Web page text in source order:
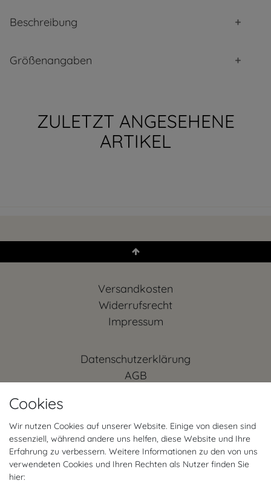
Beschreibung
Größenangaben
ZULETZT ANGESEHENE
ARTIKEL
Versandkosten
Widerrufs­recht
Impressum
Daten­schutz­erklärung
AGB
Vertrag widerrufen
Mein Konto (anmelden)
FAQ
Cookies
Wir nutzen Cookies auf unserer Website. Einige von diesen sind
essenziell, während andere uns helfen, diese Website und Ihre
Erfahrung zu verbessern. Weitere Informationen zu den von uns
verwendeten Cookies und Ihren Rechten als Nutzer finden Sie
hier: